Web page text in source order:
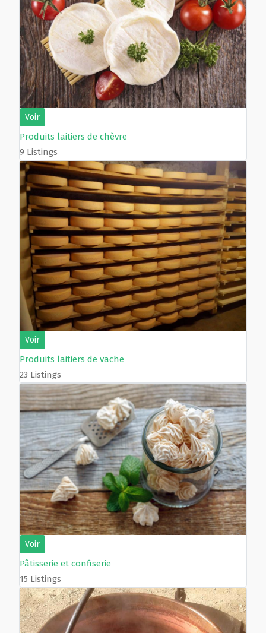
Voir
Produits laitiers de chèvre
9 Listings
Voir
Produits laitiers de vache
23 Listings
Voir
Pâtisserie et confiserie
15 Listings